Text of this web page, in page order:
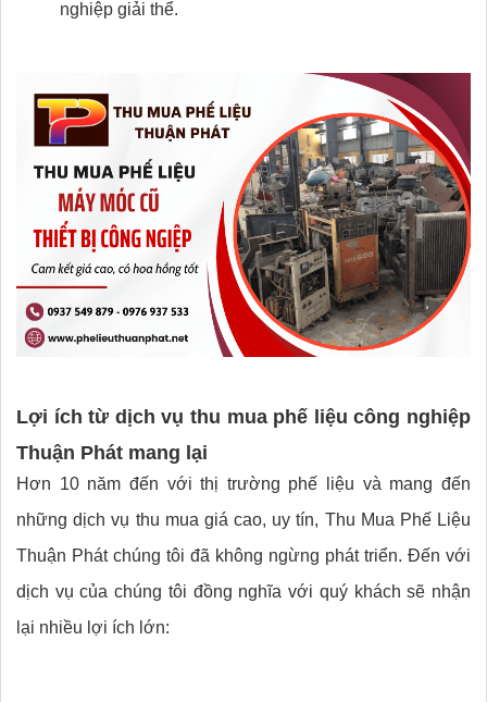
nghiệp giải thể.
Lợi ích từ dịch vụ thu mua phế liệu công nghiệp
Thuận Phát mang lại
Hơn 10 năm đến với thị trường phế liệu và mang đến
những dịch vụ thu mua giá cao, uy tín, Thu Mua Phế Liệu
Thuận Phát chúng tôi đã không ngừng phát triển. Đến với
dịch vụ của chúng tôi đồng nghĩa với quý khách sẽ nhận
lại nhiều lợi ích lớn: